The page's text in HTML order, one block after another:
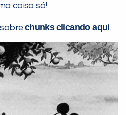
coisa só!
chunksclicando aqui.
digitou.